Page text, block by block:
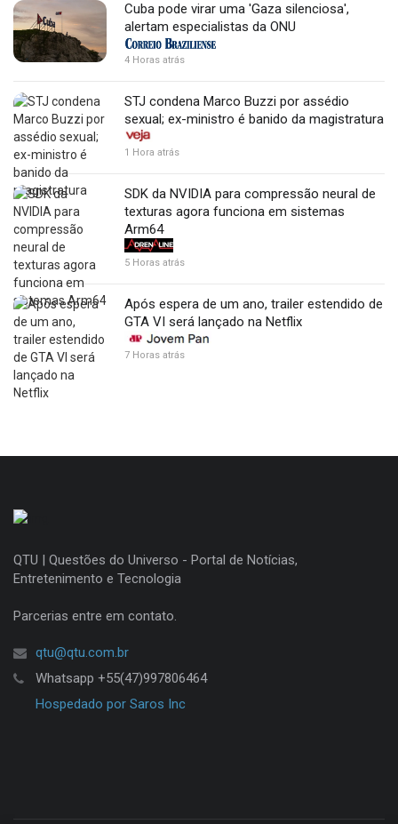
Cuba pode virar uma 'Gaza silenciosa',
alertam especialistas da ONU
4 Horas atrás
STJ condena Marco Buzzi por assédio
sexual; ex-ministro é banido da magistratura
1 Hora atrás
SDK da NVIDIA para compressão neural de
texturas agora funciona em sistemas
Arm64
5 Horas atrás
Após espera de um ano, trailer estendido de
GTA VI será lançado na Netflix
7 Horas atrás
QTU | Questões do Universo - Portal de Notícias,
Entretenimento e Tecnologia
Parcerias entre em contato.
qtu@qtu.com.br
Whatsapp +55(47)997806464
Hospedado por Saros Inc